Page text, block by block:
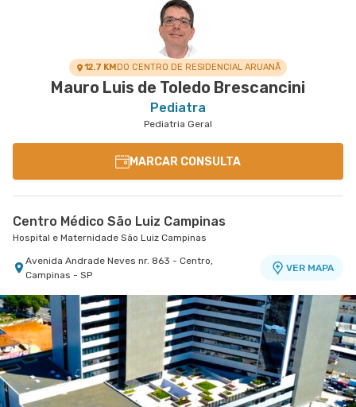
12.7 KMDO CENTRO DE RESIDENCIAL ARUANÃ
Mauro Luis de Toledo Brescancini
Pediatra
Pediatria Geral
MARCAR CONSULTA
Centro Médico São Luiz Campinas
Hospital e Maternidade São Luiz Campinas
Avenida Andrade Neves nr. 863 - Centro,
Campinas - SP
VER MAPA